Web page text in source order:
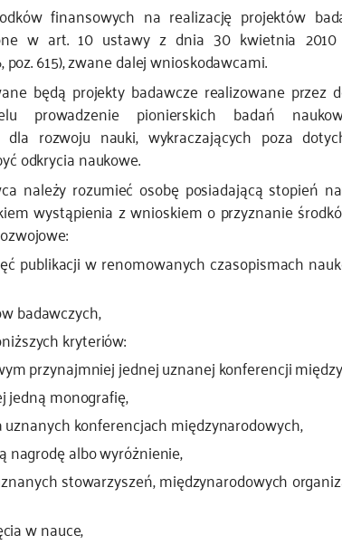
finansowych na realizację projektów
w art. 10 ustawy z dnia 30 kwietnia
615), zwane dalej wnioskodawcami.
będą projekty badawcze realizowane przez
prowadzenie pionierskich badań
dla rozwoju nauki, wykraczających poza
odkrycia naukowe.
należy rozumieć osobę posiadającą stopień
wystąpienia z wnioskiem o przyznanie
publikacji w renomowanych czasopismach
badawczych,
kryteriów:
przynajmniej jednej uznanej konferencji
jedną monografię,
uznanych konferencjach międzynarodowych,
nagrodę albo wyróżnienie,
stowarzyszeń, międzynarodowych
w nauce,